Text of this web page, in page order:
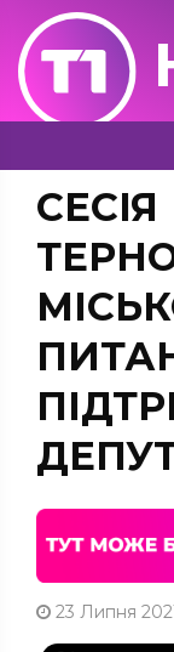
СЕСІЯ
23 Липня